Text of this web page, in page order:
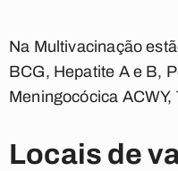
Na Multivacinação
BCG, Hepatite A e B,
Meningocócica
Locais de